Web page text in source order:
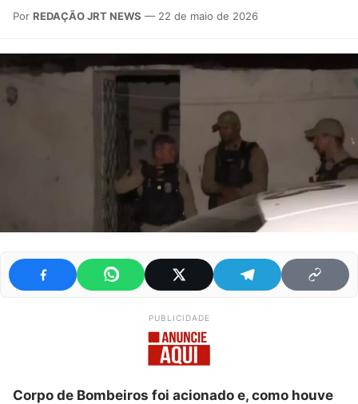
Por REDAÇÃO JRT NEWS — 22 de maio de 2026
PUBLICIDADE
Corpo de Bombeiros foi acionado e, como houve